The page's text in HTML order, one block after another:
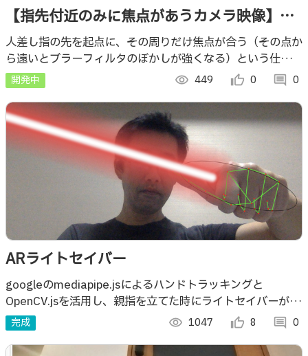
【指先付近のみに焦点があうカメラ映像】
p5.js と MediaPipe Hands で実装
人差し指の先を起点に、その周りだけ焦点が合う（その点か
ら遠いとブラーフィルタのぼかしが強くなる）という仕組み
を、カメラ画像に対する機械学習処理と描画ライブラリによ
る描画で実装してみました
開発中 visibility 449 thumb_up_alt 0 comment 0
ARライトセイバー
googleのmediapipe.jsによるハンドトラッキングと
OpenCV.jsを活用し、親指を立てた時にライトセイバーが表
示されるWebコンテンツ。Webブラウザがあれば体験でき
ます！
完成 visibility 1047 thumb_up_alt 8 comment 0